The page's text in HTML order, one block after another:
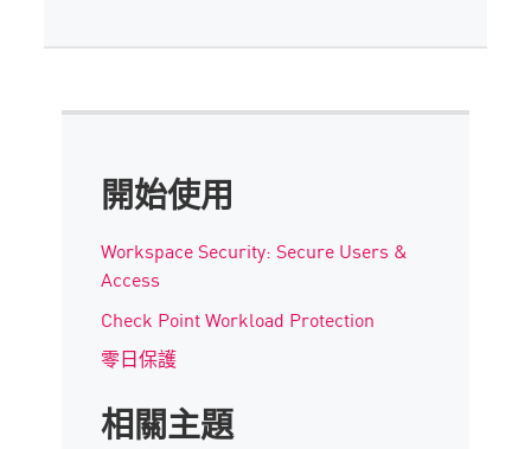
開始使用
Workspace Security: Secure Users &
Access
Check Point Workload Protection
零日保護
相關主題